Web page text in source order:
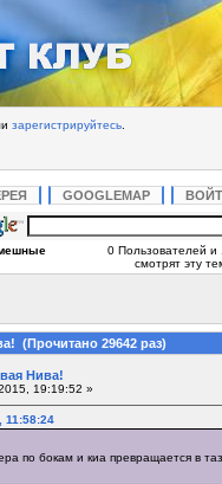
зарегистрируйтесь
GOOGLEMAP
0 Пользователей и
смотрят эту
(Прочитано 29642 раз)
Нива!
19:19:52 »
11:58:24
по бокам и киа превращается в